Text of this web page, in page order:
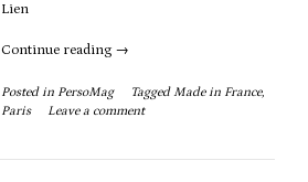
Lien
Continue reading “Une
du
«
→
Posted in PersoMag TaggedMade in France,
Paris
Leave a comment